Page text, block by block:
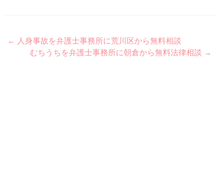
Post
navigation
←
人身事故を弁護士事務所に荒川区から無料相談
むちうちを弁護士事務所に朝倉から無料法律相談 →